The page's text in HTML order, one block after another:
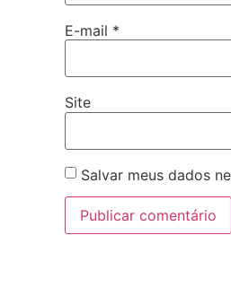
E-mail *
Site
Salvar meus dados